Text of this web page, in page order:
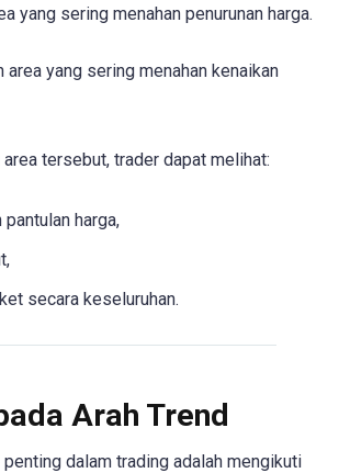
yang sering menahan penurunan harga.
area yang sering menahan kenaikan
area tersebut, trader dapat melihat:
harga,
secara keseluruhan.
Arah Trend
dalam trading adalah mengikuti